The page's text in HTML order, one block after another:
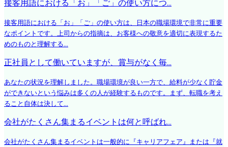
接客用語における「お」「ご」の使い方につ...
接客用語における「お」「ご」の使い方は、日本の職場環境で非常に重要
なポイントです。上司からの指摘は、お客様への敬意を適切に表現するた
めのものと理解する...
正社員として働いていますが、賞与がなく毎...
あなたの状況を理解しました。職場環境が良い一方で、給料が少なく貯金
ができないという悩みは多くの人が経験するものです。まず、転職を考え
ること自体は決して...
会社がたくさん集まるイベントは何と呼ばれ...
会社がたくさん集まるイベントは一般的に『キャリアフェア』または『就